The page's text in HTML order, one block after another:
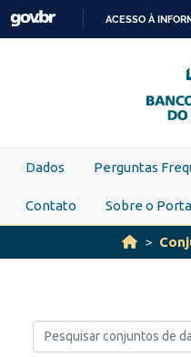
Skip to main content
ACESSO À
Dados Perguntas
Contato Sobre o